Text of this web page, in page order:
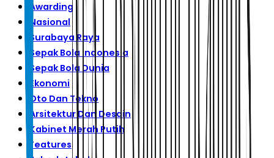
Awarding
Nasional
Surabaya Raya
Sepak Bola Indonesia
Sepak Bola Dunia
Ekonomi
Oto Dan Tekno
Arsitektur Dan Desain
Kabinet Merah Putih
Features